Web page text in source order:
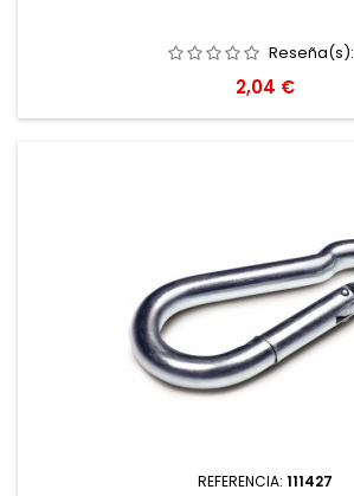
Reseña(s):
Precio
2,04 €
REFERENCIA: 111427